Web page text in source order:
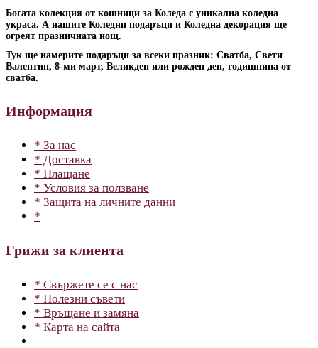
Богата колекция от кошници за Коледа с уникална коледна
украса. А нашите Коледни подаръци и Коледна декорация ще
огреят празничната нощ.
Тук ще намерите подаръци за всеки празник: Сватба, Свети
Валентин, 8-ми март, Великден или рожден ден, годишнина от
сватба.
Информация
* За нас
* Доставка
* Плащане
* Условия за ползване
* Защита на личните данни
*
Грижи за клиента
* Свържете се с нас
* Полезни съвети
* Връщане и замяна
* Карта на сайта